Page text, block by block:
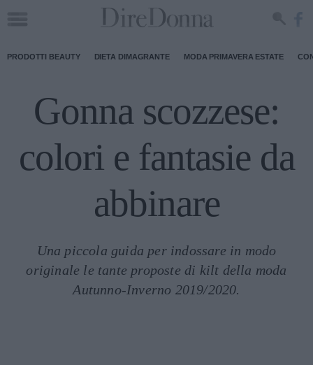
PRODOTTI BEAUTY DIETA DIMAGRANTE MODA PRIMAVERA ESTATE
Gonna scozzese:
colori e fantasie da
abbinare
Una piccola guida per indossare in modo
originale le tante proposte di kilt della moda
Autunno-Inverno 2019/2020.